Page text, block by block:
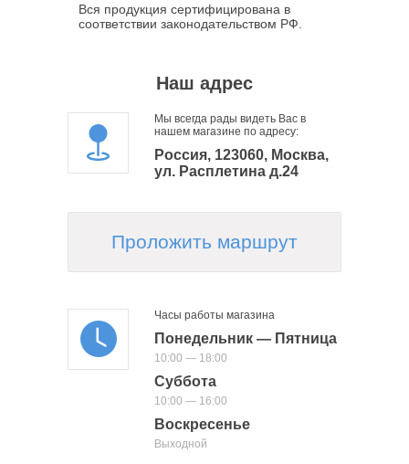
Вся продукция сертифицирована в
соответствии законодательством РФ.
Наш адрес
Мы всегда рады видеть Вас в
нашем магазине по адресу:
Россия, 123060, Москва,
ул. Расплетина д.24
Проложить маршрут
Часы работы магазина
Понедельник — Пятница
10:00 — 18:00
Суббота
10:00 — 16:00
Воскресенье
Выходной